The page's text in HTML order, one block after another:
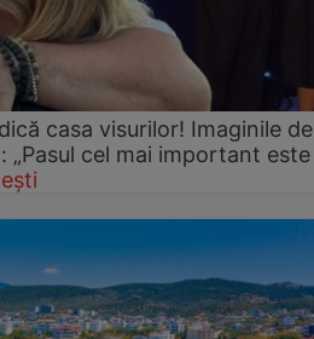
casa visurilor! Imaginile de
cel mai important este